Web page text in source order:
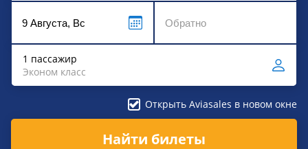
1 пассажир
Эконом класс
Открыть Aviasales в новом окне
Найти билеты